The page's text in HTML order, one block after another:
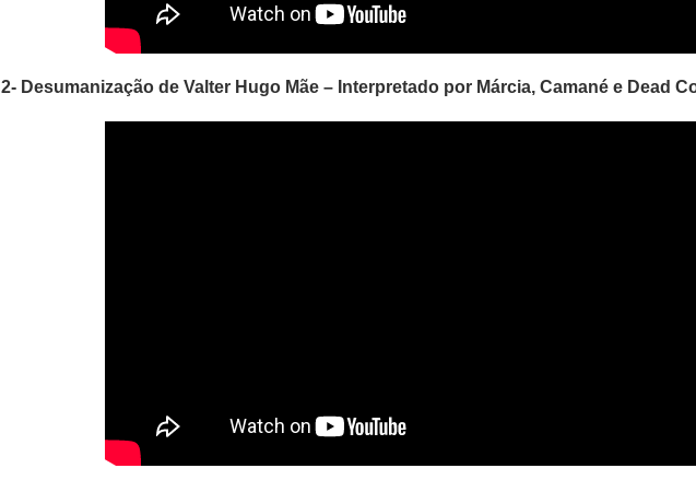
2- Desumanização de Valter Hugo Mãe – Interpretado por Márcia, Camané e Dead